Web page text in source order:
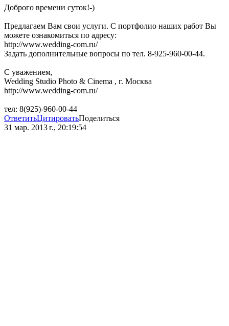
Доброго времени суток!-)
Предлагаем Вам свои услуги. С портфолио наших работ Вы
можете ознакомиться по адресу:
http://www.wedding-com.ru/
Задать дополнительные вопросы по тел. 8-925-960-00-44.
С уважением,
Wedding Studio Photo & Cinema , г. Москва
http://www.wedding-com.ru/
тел: 8(925)-960-00-44
ОтветитьЦитироватьПоделиться
31 мар. 2013 г., 20:19:54